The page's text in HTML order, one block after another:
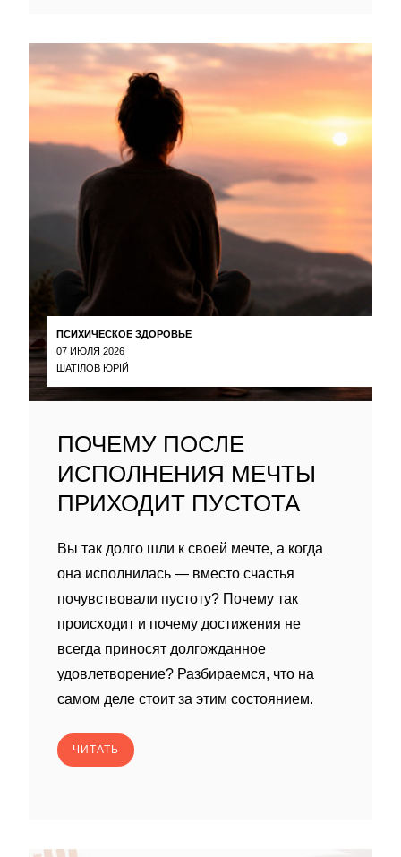
ПСИХИЧЕСКОЕ ЗДОРОВЬЕ
07 ИЮЛЯ 2026
ШАТІЛОВ ЮРІЙ
ПОЧЕМУ ПОСЛЕ
ИСПОЛНЕНИЯ МЕЧТЫ
ПРИХОДИТ ПУСТОТА
Вы так долго шли к своей мечте, а когда
она исполнилась — вместо счастья
почувствовали пустоту? Почему так
происходит и почему достижения не
всегда приносят долгожданное
удовлетворение? Разбираемся, что на
самом деле стоит за этим состоянием.
ЧИТАТЬ